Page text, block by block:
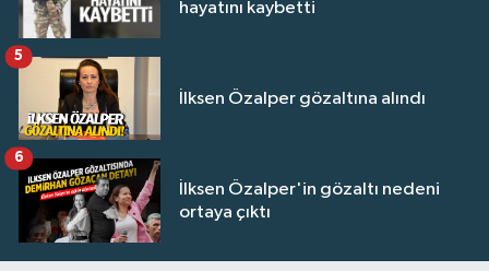
hayatını kaybetti
İlksen Özalper gözaltına alındı
5
İlksen Özalper'in gözaltı nedeni
ortaya çıktı
6